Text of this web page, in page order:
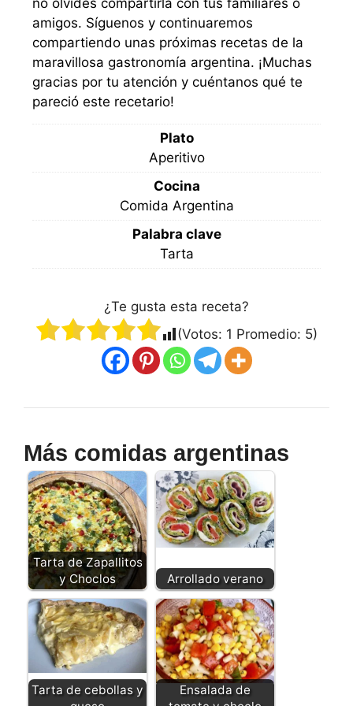
amigos. Síguenos y continuaremos
compartiendo unas próximas recetas de la
maravillosa gastronomía argentina. ¡Muchas
gracias por tu atención y cuéntanos qué te
pareció este recetario!
Plato
Aperitivo
Cocina
Comida Argentina
Palabra clave
Tarta
¿Te gusta esta receta?
(Votos: 1 Promedio: 5)
Más comidas argentinas
Tarta de Zapallitos
y Choclos
Arrollado verano
Tarta de cebollas y
Ensalada de